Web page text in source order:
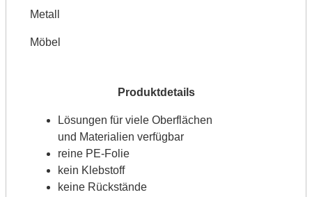
Metall
Möbel
Lösungen für viele Oberflächen
und Materialien verfügbar
reine PE-Folie
kein Klebstoff
keine Rückstände